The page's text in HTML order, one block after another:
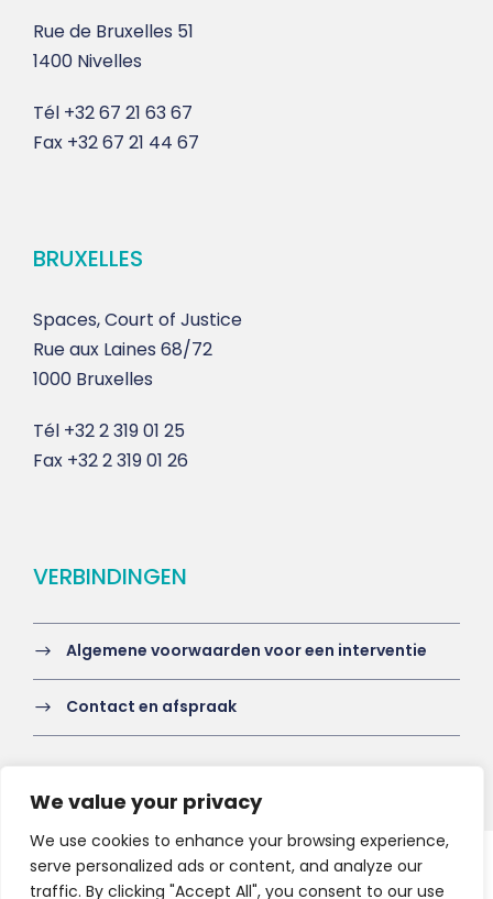
We value your privacy
We use cookies to enhance your browsing experience,
serve personalized ads or content, and analyze our
traffic. By clicking "Accept All", you consent to our use
Rue de Bruxelles 51
1400 Nivelles
Tél +32 67 21 63 67
Fax +32 67 21 44 67
BRUXELLES
Spaces, Court of Justice
Rue aux Laines 68/72
1000 Bruxelles
Tél +32 2 319 01 25
Fax +32 2 319 01 26
VERBINDINGEN
Algemene voorwaarden voor een interventie
Contact en afspraak
Copyright 2021 HV-A, All Right Reserved